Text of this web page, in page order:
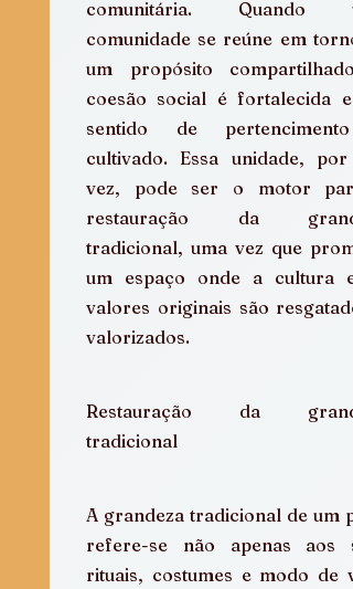
comunitária. Quando
comunidade se reúne em
um propósito
coesão social é fortalecida e
sentido de
cultivado. Essa unidade, por
vez, pode ser o motor
restauração da
tradicional, uma vez que
um espaço onde a cultura e
valores originais são
valorizados.
Restauração da
tradicional
A grandeza tradicional de um
refere-se não apenas aos
rituais, costumes e modo de